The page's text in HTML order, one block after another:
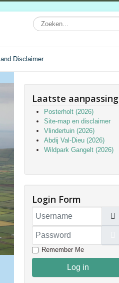
Disclaimer
Laatste aanpassing
Posterholt (2026)
Site-map en disclaimer
Vlindertuin (2026)
Abdij Val-Dieu (2026)
Wildpark Gangelt (2026)
Login Form
Username
Password
Remember Me
Log in